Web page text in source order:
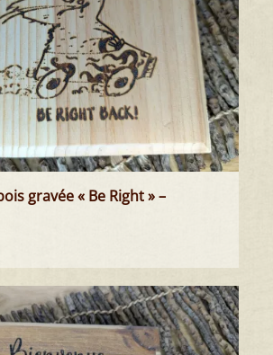
gravée « Be Right » –